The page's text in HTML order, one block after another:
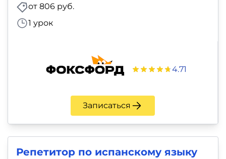
от 806 руб.
1 урок
4.71
Записаться
Репетитор по испанскому языку